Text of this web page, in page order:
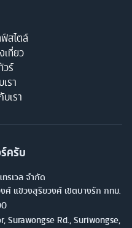
สไตล์
ที่ยว
ร์
รา
เรา
ครับ
รเวล จำกัด
ศ์ แขวงสุริยวงศ์ เขตบางรัก กทม.
Surawongse Rd., Suriwongse,